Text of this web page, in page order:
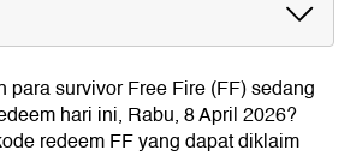
FF Hari Ini, 8 April 2026
Kode Redeem FF
Kode FF di Aplikasi FF
Kode FF di Situs Garena FF
para survivor Free Fire (FF) sedang
hari ini, Rabu, 8 April 2026?
redeem FF yang dapat diklaim